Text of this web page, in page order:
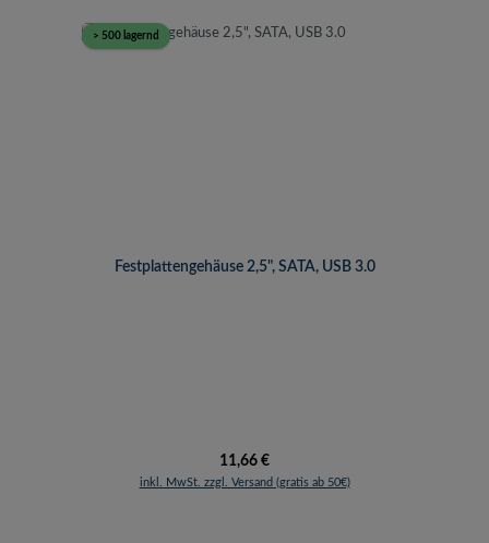
> 500 lagernd
Festplattengehäuse 2,5", SATA, USB 3.0
Regulärer Preis:
11,66 €
inkl. MwSt. zzgl. Versand (gratis ab 50€)